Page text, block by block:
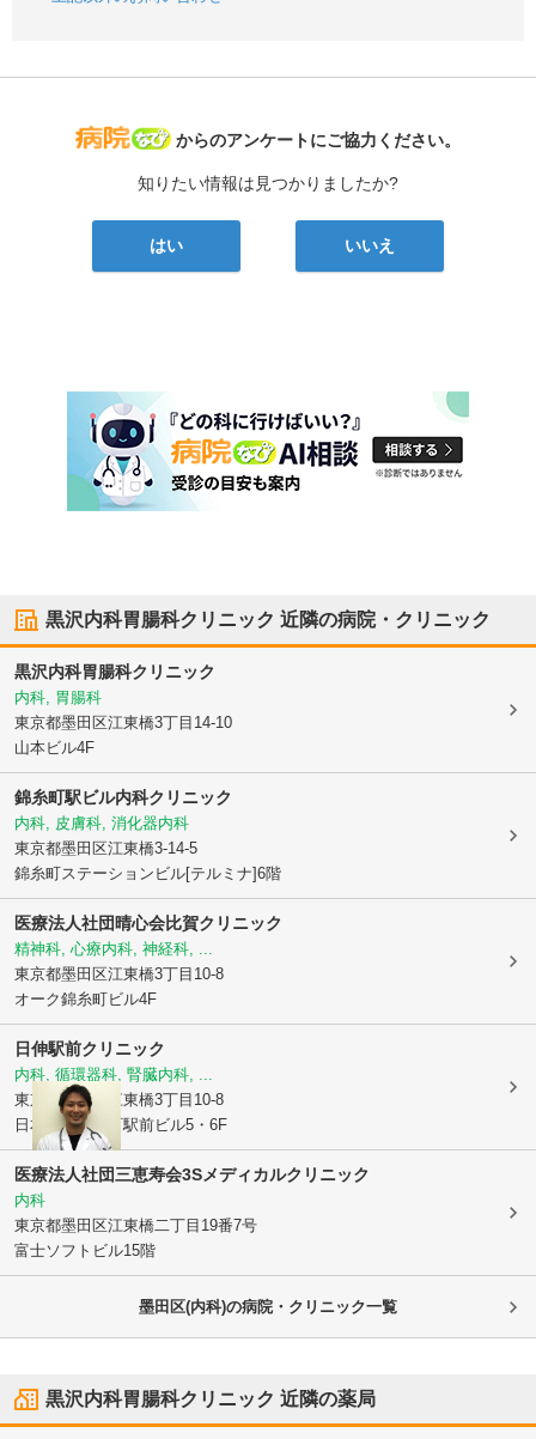
病院なび
からのアンケートにご協力ください。
知りたい情報は見つかりましたか?
はい いいえ
黒沢内科胃腸科クリニック 近隣の病院・クリニック
黒沢内科胃腸科クリニック
内科, 胃腸科
東京都墨田区江東橋3丁目14-10
山本ビル4F
錦糸町駅ビル内科クリニック
内科, 皮膚科, 消化器内科
東京都墨田区江東橋3-14-5
錦糸町ステーションビル[テルミナ]6階
医療法人社団晴心会比賀クリニック
精神科, 心療内科, 神経科, ...
東京都墨田区江東橋3丁目10-8
オーク錦糸町ビル4F
日伸駅前クリニック
内科, 循環器科, 腎臓内科, ...
東京都墨田区
江東橋3丁目10-8
日本生命錦糸町駅前ビル5・6F
医療法人社団三恵寿会3Sメディカルクリニック
内科
東京都墨田区江東橋二丁目19番7号
富士ソフトビル15階
墨田区(内科)の病院・クリニック一覧
黒沢内科胃腸科クリニック 近隣の薬局